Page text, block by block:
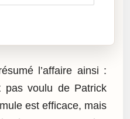
l’affaire ainsi :
pas voulu de Patrick
est efficace, mais